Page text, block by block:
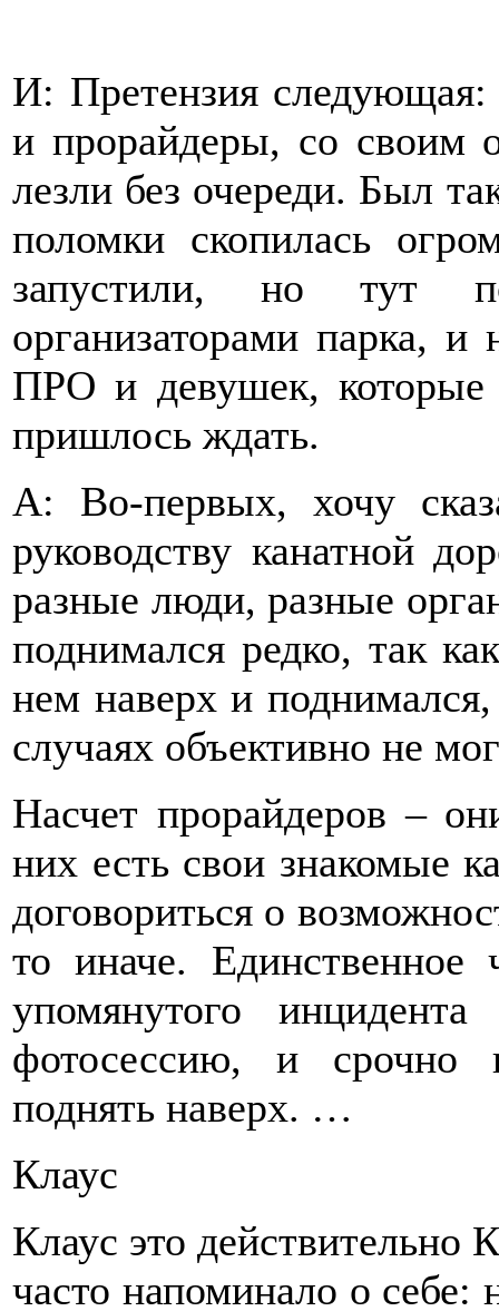
И: Претензия следующая:
и прорайдеры, со своим
лезли без очереди. Был
поломки скопилась
запустили, но тут
организаторами парка, и
ПРО и девушек,
пришлось ждать.
А: Во-первых, хочу
руководству канатной
разные люди, разные
поднимался редко, так
нем наверх и
случаях объективно не
Насчет прорайдеров –
них есть свои знакомые
договориться о
то иначе. Единственное
упомянутого
фотосессию, и срочно
поднять наверх. …
Клаус
Клаус это действительно
часто напоминало о себе: